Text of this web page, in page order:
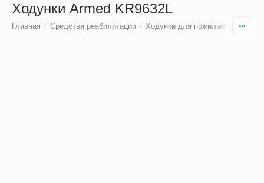
Ходунки Armed KR9632L
Главная / Средства реабилитации / Ходунки для пожилых и